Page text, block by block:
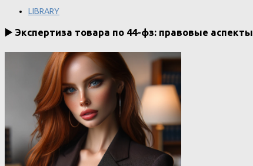
LIBRARY
▶️ Экспертиза товара по 44-фз: правовые аспекты